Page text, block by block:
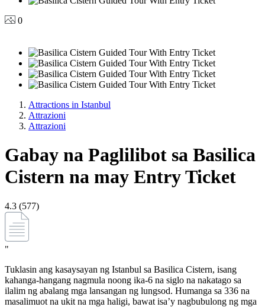
0
Attractions in Istanbul
Attrazioni
Attrazioni
Gabay na Paglilibot sa Basilica
Cistern na may Entry Ticket
4.3 (577)
"
Tuklasin ang kasaysayan ng Istanbul sa Basilica Cistern, isang
kahanga-hangang nagmula noong ika-6 na siglo na nakatago sa
ilalim ng abalang mga lansangan ng lungsod. Humanga sa 336 na
masalimuot na ukit na mga haligi, bawat isa’y nagbubulong ng mga